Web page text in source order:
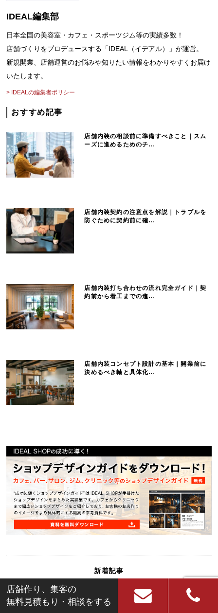
IDEAL編集部
日本全国の美容室・カフェ・スポーツジム等の実績多数！
店舗づくりをプロデュースする「IDEAL（イデアル）」が運営。
新規開業、店舗運営のお悩みや知りたい情報をわかりやすくお届け
いたします。
> IDEALの編集者ポリシー
おすすめ記事
店舗内装の相談前に準備すべきこと｜スム
ーズに進めるためのチ…
店舗内装契約の注意点を解説｜トラブルを
防ぐために契約前に確…
店舗内装打ち合わせの流れ完全ガイド｜契
約前から着工までの進…
店舗内装コンセプト設計の基本｜開業前に
決めるべき軸と具体化…
新着記事
2026.03.31
店舗作り、集客の
無料見積もり・相談をする